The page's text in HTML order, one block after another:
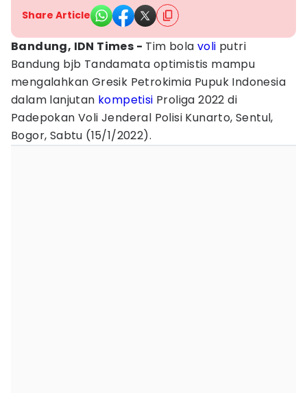
Share Article
Bandung, IDN Times - Tim bolavoli putri
Bandung bjb Tandamata optimistis mampu
mengalahkan Gresik Petrokimia Pupuk Indonesia
dalam lanjutan kompetisi Proliga 2022 di
Padepokan Voli Jenderal Polisi Kunarto, Sentul,
Bogor, Sabtu (15/1/2022).